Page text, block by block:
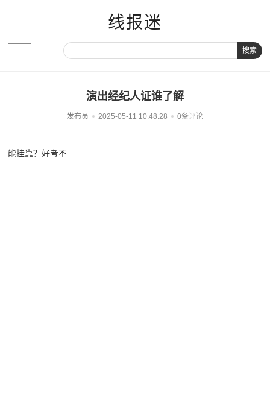
线报迷
搜索
演出经纪人证谁了解
发布员 2025-05-11 10:48:28 0条评论
能挂靠？好考不